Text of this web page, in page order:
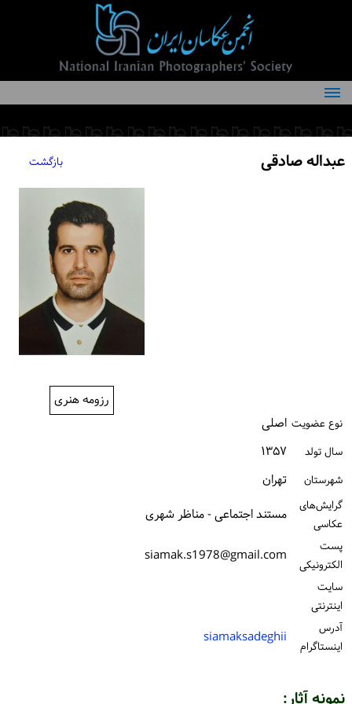
درباره انجمن
کمیته‌های انجمن
عبداله صادقی بازگشت
رزومه هنری
نوع عضویت اصلی
سال تولد ۱۳۵۷
شهرستان تهران
گرایش‌های
عکاسی
مستند اجتماعی - مناظر شهری
پست
الكترونیكی
siamak.s1978@gmail.com
سایت
اینترنتی
آدرس
اینستاگرام
siamaksadeghii